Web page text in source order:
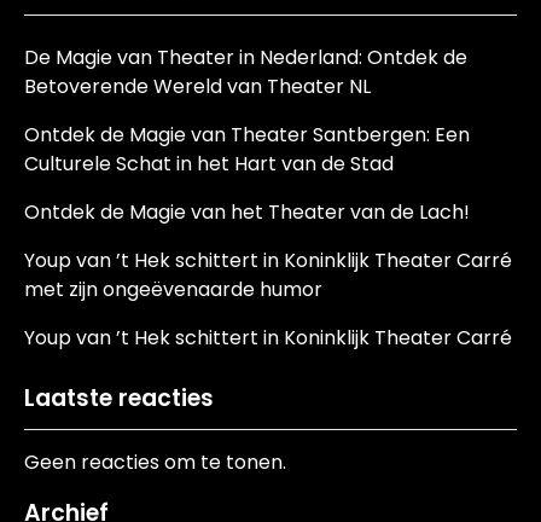
De Magie van Theater in Nederland: Ontdek de
Betoverende Wereld van Theater NL
Ontdek de Magie van Theater Santbergen: Een
Culturele Schat in het Hart van de Stad
Ontdek de Magie van het Theater van de Lach!
Youp van ’t Hek schittert in Koninklijk Theater Carré
met zijn ongeëvenaarde humor
Youp van ’t Hek schittert in Koninklijk Theater Carré
Laatste reacties
Geen reacties om te tonen.
Archief